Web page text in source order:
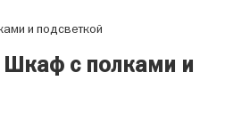
и подсветкой
с полками и